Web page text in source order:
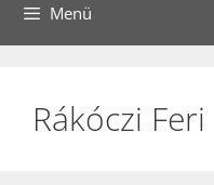
Menü
Rákóczi Feri